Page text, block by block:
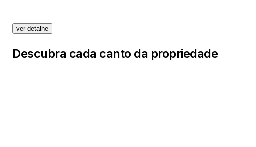
ver detalhe
Descubra cada canto da propriedade